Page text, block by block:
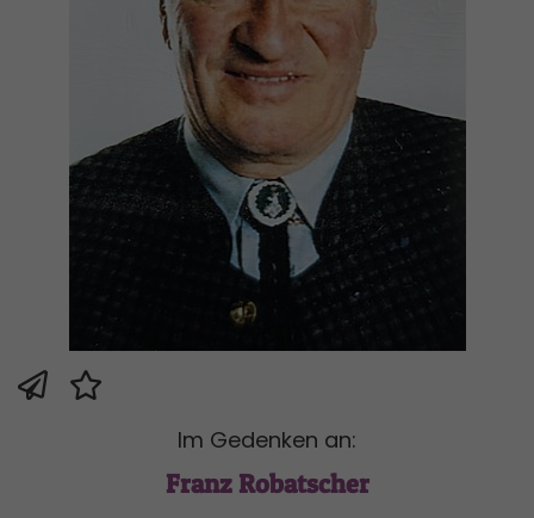
Im Gedenken an:
Franz Robatscher